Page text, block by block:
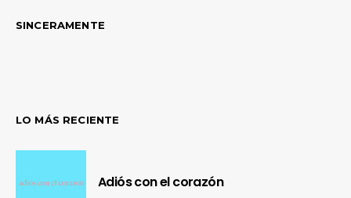
SINCERAMENTE
LO MÁS RECIENTE
Adiós con el corazón